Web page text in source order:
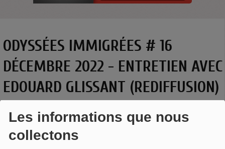
Les informations que nous
collectons
ODYSSÉES IMMIGRÉES # 16
DÉCEMBRE 2022 - ENTRETIEN AVEC
EDOUARD GLISSANT (REDIFFUSION)